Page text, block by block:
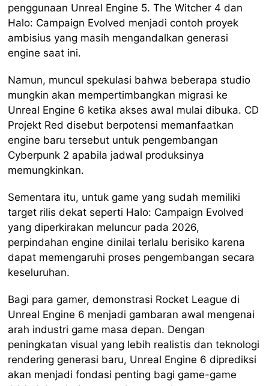
penggunaan Unreal Engine 5. The Witcher 4 dan
Halo: Campaign Evolved menjadi contoh proyek
ambisius yang masih mengandalkan generasi
engine saat ini.
Namun, muncul spekulasi bahwa beberapa studio
mungkin akan mempertimbangkan migrasi ke
Unreal Engine 6 ketika akses awal mulai dibuka. CD
Projekt Red disebut berpotensi memanfaatkan
engine baru tersebut untuk pengembangan
Cyberpunk 2 apabila jadwal produksinya
memungkinkan.
Sementara itu, untuk game yang sudah memiliki
target rilis dekat seperti Halo: Campaign Evolved
yang diperkirakan meluncur pada 2026,
perpindahan engine dinilai terlalu berisiko karena
dapat memengaruhi proses pengembangan secara
keseluruhan.
Bagi para gamer, demonstrasi Rocket League di
Unreal Engine 6 menjadi gambaran awal mengenai
arah industri game masa depan. Dengan
peningkatan visual yang lebih realistis dan teknologi
rendering generasi baru, Unreal Engine 6 diprediksi
akan menjadi fondasi penting bagi game-game